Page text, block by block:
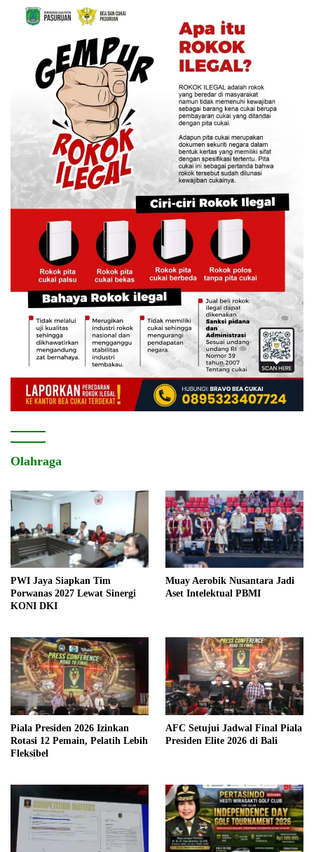
Olahraga
PWI Jaya Siapkan Tim
Porwanas 2027 Lewat Sinergi
KONI DKI
Muay Aerobik Nusantara Jadi
Aset Intelektual PBMI
Piala Presiden 2026 Izinkan
Rotasi 12 Pemain, Pelatih Lebih
Fleksibel
AFC Setujui Jadwal Final Piala
Presiden Elite 2026 di Bali